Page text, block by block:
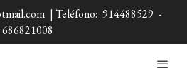
| Teléfono: 914488529 -
686821008